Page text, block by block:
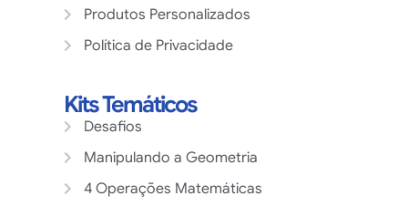
Produtos Personalizados
Política de Privacidade
Kits Temáticos
Desafios
Manipulando a Geometria
4 Operações Matemáticas